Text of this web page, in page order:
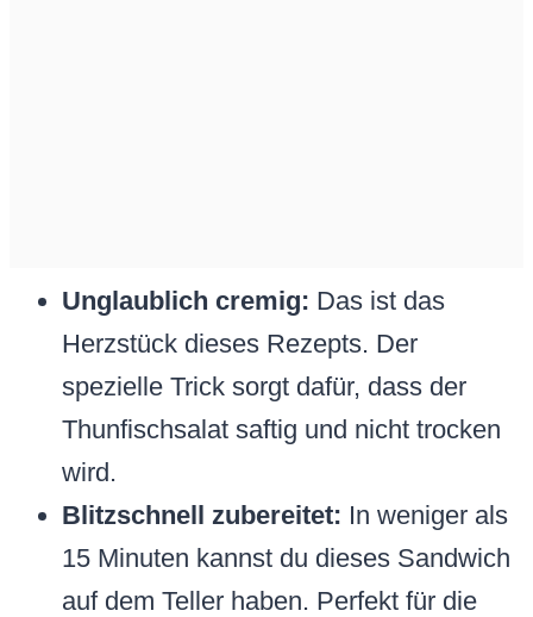
Unglaublich cremig: Das ist das
Herzstück dieses Rezepts. Der
spezielle Trick sorgt dafür, dass der
Thunfischsalat saftig und nicht trocken
wird.
Blitzschnell zubereitet: In weniger als
15 Minuten kannst du dieses Sandwich
auf dem Teller haben. Perfekt für die